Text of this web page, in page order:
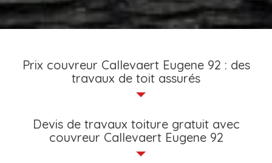
Prix couvreur Callevaert Eugene 92 : des
travaux de toit assurés
Grâce aux gammes de services de toute notre équipe sur
Bois Colombes 92270 et ses environs en 92, vous n’aurez pas
besoin d’hésiter faire appel à un couvreur. Notre tarif
d’intervention est accessible et compétitif pour tous les
Devis de travaux toiture gratuit avec
couvreur Callevaert Eugene 92